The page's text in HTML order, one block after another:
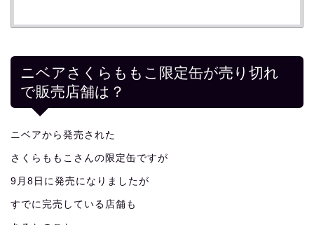
ニベアさくらももこ限定缶が売り切れ
で販売店舗は？
ニベアから発売された
さくらももこさんの限定缶ですが
9月8日に発売になりましたが
すでに完売している店舗も